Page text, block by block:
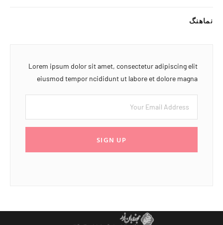
نماهنگ
Lorem ipsum dolor sit amet, consectetur adipiscing elit
eiusmod tempor ncididunt ut labore et dolore magna
SIGN UP